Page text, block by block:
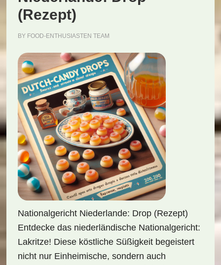
(Rezept)
BY FOOD-ENTHUSIASTEN TEAM
Nationalgericht Niederlande: Drop (Rezept)
Entdecke das niederländische Nationalgericht:
Lakritze! Diese köstliche Süßigkeit begeistert
nicht nur Einheimische, sondern auch